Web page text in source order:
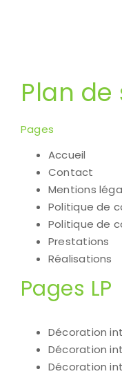
Plan de
Pages
Accueil
Contact
Mentions
Politique de
Politique de
Prestations
Réalisations
Pages LP
Décoration
Décoration
Décoration